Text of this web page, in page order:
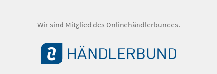
Wir sind Mitglied des Onlinehändlerbundes.